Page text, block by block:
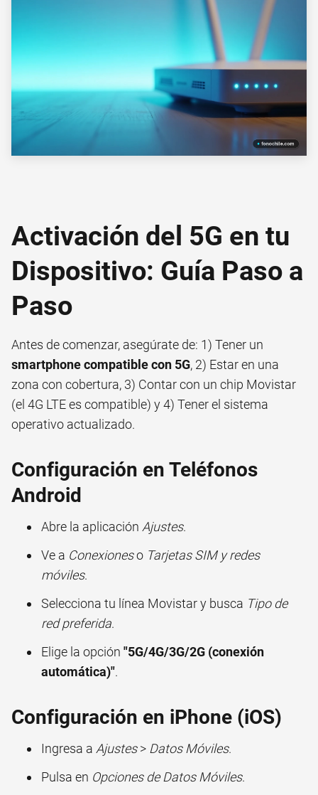
Activación del 5G en tu
Dispositivo: Guía Paso a
Paso
Antes de comenzar, asegúrate de: 1) Tener un
smartphone compatible con 5G, 2) Estar en una
zona con cobertura, 3) Contar con un chip Movistar
(el 4G LTE es compatible) y 4) Tener el sistema
operativo actualizado.
Configuración en Teléfonos
Android
Abre la aplicación Ajustes.
Ve a Conexioneso Tarjetas SIM y redes
móviles.
Selecciona tu línea Movistar y busca Tipo de
red preferida.
Elige la opción "5G/4G/3G/2G (conexión
automática)".
Configuración en iPhone (iOS)
Ingresa a Ajustes> Datos Móviles.
Pulsa en Opciones de Datos Móviles.